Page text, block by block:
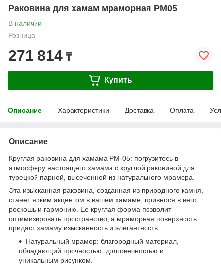
Раковина для хамам мраморная РМ05
В наличии
Розница
271 814 ₸
Купить
Описание Характеристики Доставка Оплата
Описание
Круглая раковина для хамама РМ-05: погрузитесь в
атмосферу настоящего хамама с круглой раковиной для
турецкой парной, высеченной из натурального мрамора.
Эта изысканная раковина, созданная из природного камня,
станет ярким акцентом в вашем хамаме, привнося в него
роскошь и гармонию. Ее круглая форма позволит
оптимизировать пространство, а мраморная поверхность
придаст хамаму изысканность и элегантность.
Натуральный мрамор: благородный материал,
обладающий прочностью, долговечностью и
уникальным рисунком.